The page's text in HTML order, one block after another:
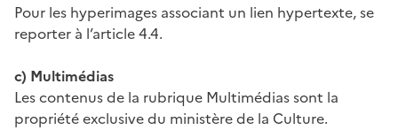
Pour les hyperimages associant un lien hypertexte, se
reporter à l’article 4.4.
c) Multimédias
Les contenus de la rubrique Multimédias sont la
propriété exclusive du ministère de la Culture.